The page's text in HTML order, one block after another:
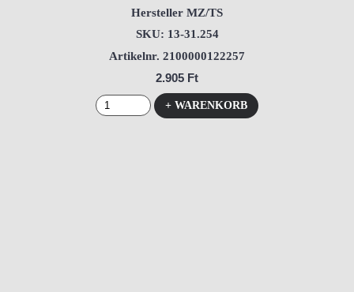
Hersteller MZ/TS
SKU: 13-31.254
Artikelnr. 2100000122257
2.905 Ft
+ WARENKORB